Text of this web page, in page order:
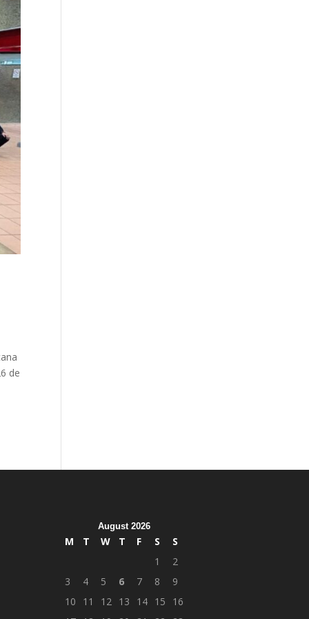
de
August 2026
M T W T F S
S
1
2
3
4 5 6 7 8
9
10
11 12 13 14 15
16